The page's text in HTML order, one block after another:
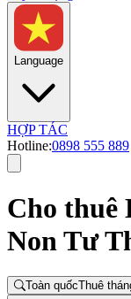
Language
HỢP TÁC
Hotline:0898 555 889
Cho thuê
Non Tư
Toàn quốcThuê